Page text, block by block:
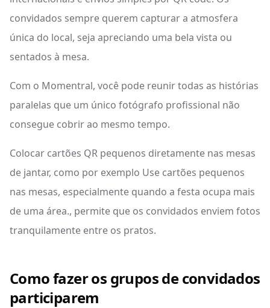
convidados sempre querem capturar a atmosfera
única do local, seja apreciando uma bela vista ou
sentados à mesa.
Com o Momentral, você pode reunir todas as histórias
paralelas que um único fotógrafo profissional não
consegue cobrir ao mesmo tempo.
Colocar cartões QR pequenos diretamente nas mesas
de jantar, como por exemplo Use cartões pequenos
nas mesas, especialmente quando a festa ocupa mais
de uma área., permite que os convidados enviem fotos
tranquilamente entre os pratos.
Como fazer os grupos de convidados
participarem